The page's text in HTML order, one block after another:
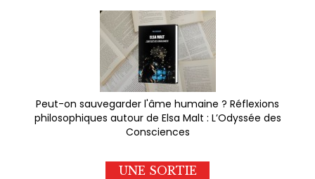
Peut-on sauvegarder l'âme humaine ? Réflexions
philosophiques autour de Elsa Malt : L’Odyssée des
Consciences
UNE SORTIE